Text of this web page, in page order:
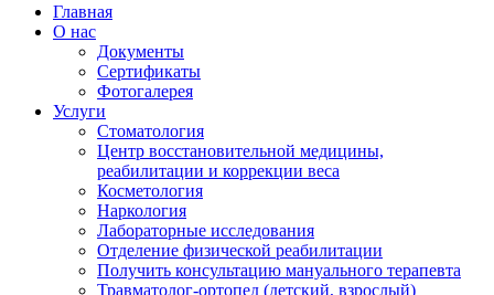
Главная
О нас
Документы
Сертификаты
Фотогалерея
Услуги
Стоматология
Центр восстановительной медицины,
реабилитации и коррекции веса
Косметология
Наркология
Лабораторные исследования
Отделение физической реабилитации
Получить консультацию мануального терапевта
Травматолог-ортопед (детский, взрослый)